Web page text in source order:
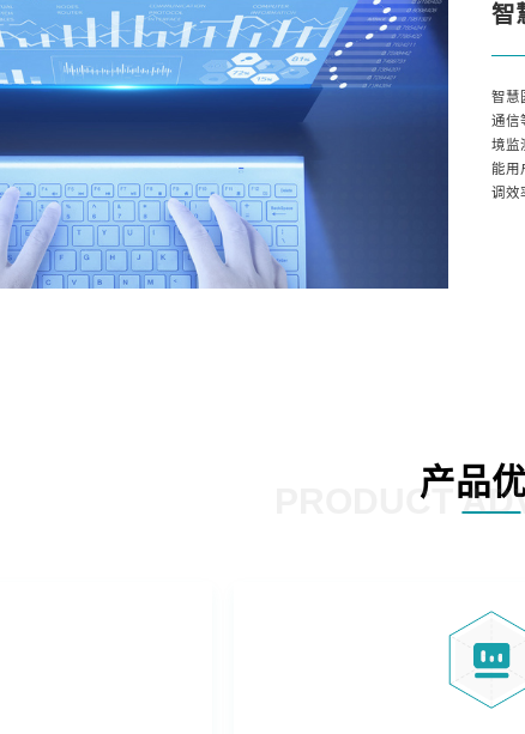
智
智慧
通信
境监
能用
调效
产品
PRODUCT